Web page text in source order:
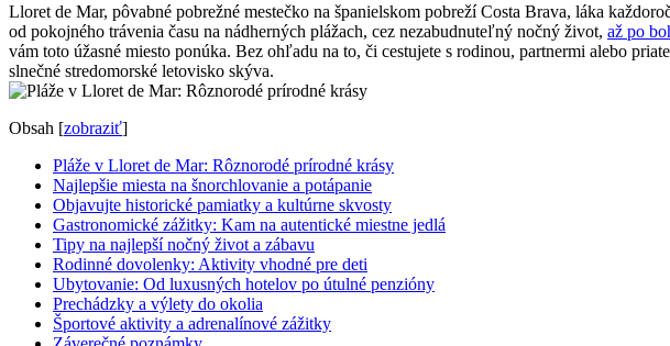
Lloret de Mar, pôvabné pobrežné mestečko na španielskom pobreží Costa Brava, láka
od pokojného trávenia času na nádherných plážach, cez nezabudnuteľný nočný život, až po
vám toto úžasné miesto ponúka. Bez ohľadu na to, či cestujete s rodinou, partnermi alebo
slnečné stredomorské letovisko skýva.
Obsah [zobraziť]
Pláže v Lloret de Mar: Rôznorodé prírodné krásy
Najlepšie miesta na šnorchlovanie a potápanie
Objavujte historické pamiatky a kultúrne skvosty
Gastronomické zážitky: Kam na autentické miestne jedlá
Tipy na najlepší nočný život a zábavu
Rodinné dovolenky: Aktivity vhodné pre deti
Ubytovanie: Od luxusných hotelov po útulné penzióny
Prechádzky a výlety do okolia
Športové aktivity a adrenalínové zážitky